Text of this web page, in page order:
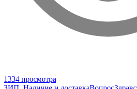
1334 просмотра